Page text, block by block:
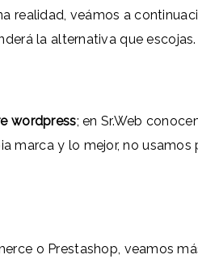
realidad, veámos a
la alternativa que escojas.
wordpress; en Sr.Web
marca y lo mejor, no usamos
o Prestashop, veamos